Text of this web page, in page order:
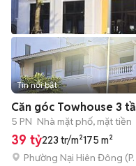
Tin nổi bật
Căn góc Towhouse 3
5 PN Nhà mặt phố, mặt tiền
39 tỷ223 tr/m²175 m²
Phường Nại Hiên Đông (